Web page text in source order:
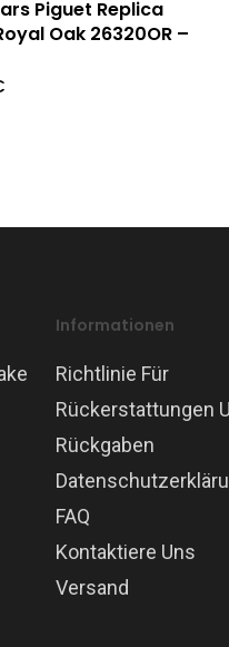
Piguet Replica
Oak 26320OR –
Informationen
Richtlinie Für
Rückerstattungen
Rückgaben
FAQ
Kontaktiere Uns
Versand